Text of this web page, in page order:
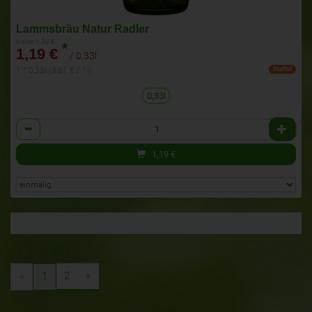
Lammsbräu Natur Radler
1,19 € * / 0,33l
Staffel
0,33l
Anzahl
1,19 €
1 2 »